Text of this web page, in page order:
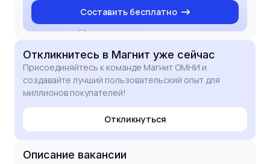
Составить бесплатно
Откликнитесь в Магнит уже сейчас
Присоединяйтесь к команде Магнит ОМНИ и
создавайте лучший пользовательский опыт для
миллионов покупателей!
Откликнуться
Описание вакансии